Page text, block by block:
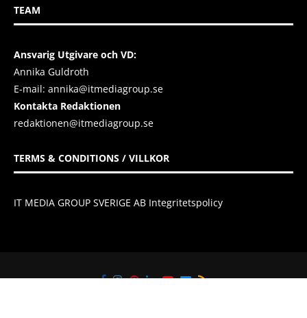
TEAM
Ansvarig Utgivare och VD:
Annika Guldroth
E-mail: annika@itmediagroup.se
Kontakta Redaktionen
redaktionen@itmediagroup.se
TERMS & CONDITIONS / VILLKOR
IT MEDIA GROUP SVERIGE AB Integritetspolicy